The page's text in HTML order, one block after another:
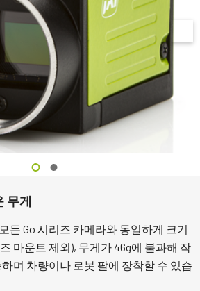
무게
든 Go 시리즈 카메라와 동일하게 크기
즈 마운트 제외), 무게가 46g에 불과해 작
며 차량이나 로봇 팔에 장착할 수 있습